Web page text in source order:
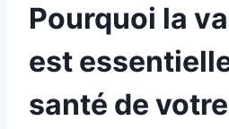
Pourquoi la
est
santé de